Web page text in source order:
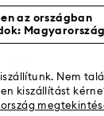
szűrő
szűrő
az országban
Magyarország
Nem
kiszállítást
ország